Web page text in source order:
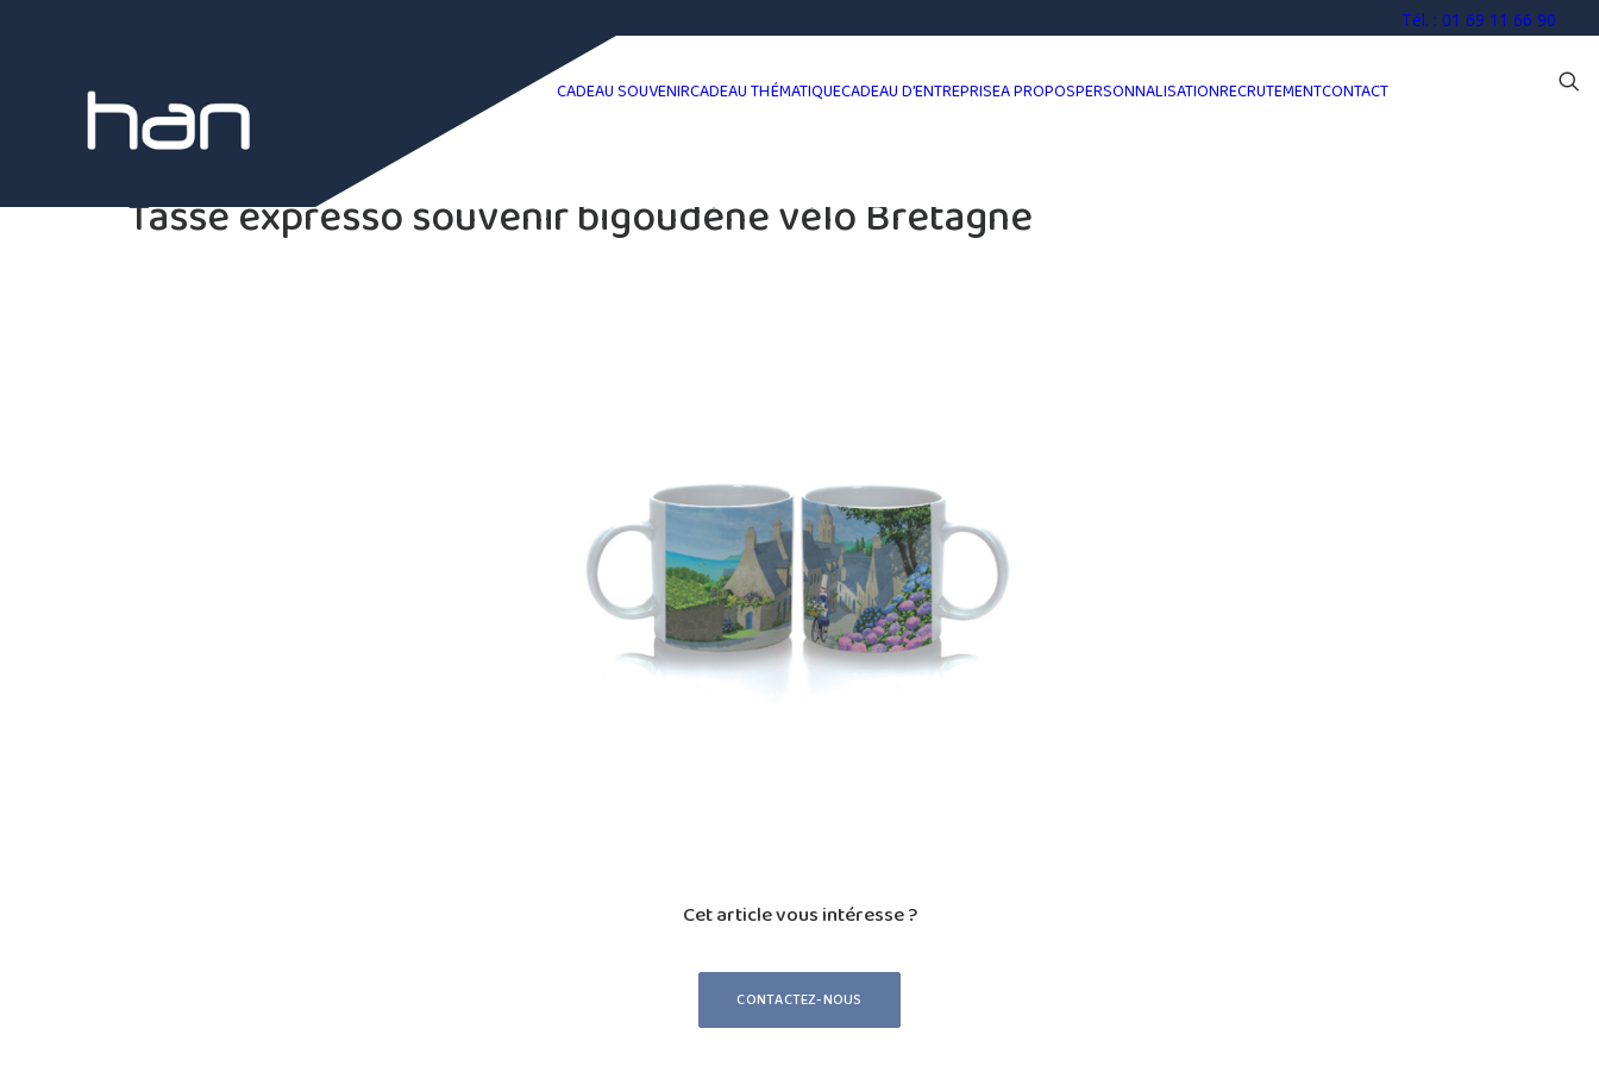
Tél. : 01 69 11 66 90
CADEAU SOUVENIRCADEAU THÉMATIQUECADEAU D’ENTREPRISEA PROPOSPERSONNALISATIONRECRUTEMENTCONTACT
Tasse expresso souvenir bigoudène vélo Bretagne
Cet article vous intéresse ?
CONTACTEZ-NOUS